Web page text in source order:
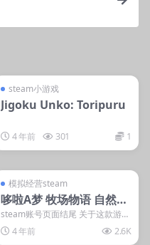
steam小游戏
Jigoku Unko: Toripuru
4 年前 301 1
模拟经营steam
哆啦A梦 牧场物语 自然王
国与和乐家人
steam账号页面结尾 关于这款游戏
系统需求 最低配置: 需要 64 位处
理器...4 年前 2.6K